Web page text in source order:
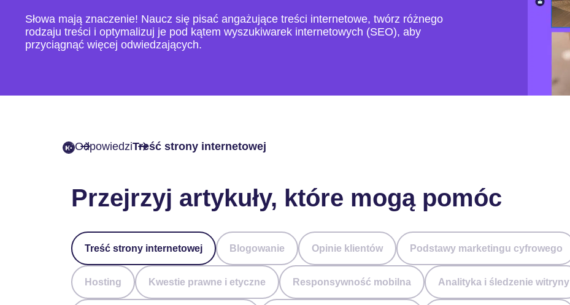
Słowa mają znaczenie! Naucz się pisać angażujące treści internetowe, twórz różnego
rodzaju treści i optymalizuj je pod kątem wyszukiwarek internetowych (SEO), aby
przyciągnąć więcej odwiedzających.
OdpowiedziTreść strony internetowej
Przejrzyj artykuły, które mogą pomóc
Treść strony internetowej Blogowanie Opinie klientów Podstawy marketingu cyfrowego
Hosting Kwestie prawne i etyczne Responsywność mobilna Analityka i śledzenie witryny